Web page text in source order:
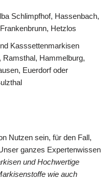
Schlimpfhof, Hassenbach,
Hetzlos
Kasssettenmarkisen
Ramsthal, Hammelburg,
Euerdorf oder
Nutzen sein, für den Fall,
ganzes Expertenwissen
und Hochwertige
wie auch